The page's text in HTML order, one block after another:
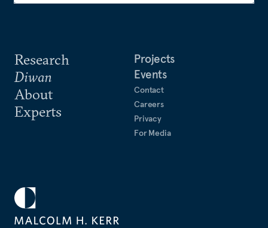
Research
Diwan
About
Experts
Projects
Events
Contact
Careers
Privacy
For Media